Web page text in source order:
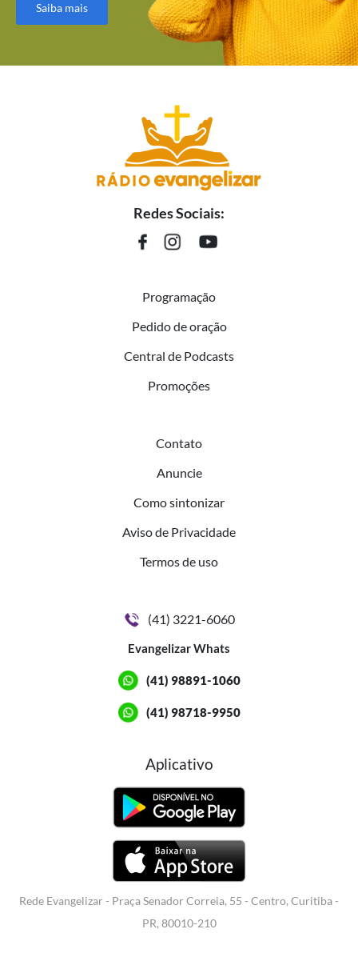
Saiba mais
Redes Sociais:
Programação
Pedido de oração
Central de Podcasts
Promoções
Contato
Anuncie
Como sintonizar
Aviso de Privacidade
Termos de uso
(41) 3221-6060
Evangelizar Whats
(41) 98891-1060
(41) 98718-9950
Aplicativo
Rede Evangelizar - Praça Senador Correia, 55 - Centro, Curitiba -
PR, 80010-210